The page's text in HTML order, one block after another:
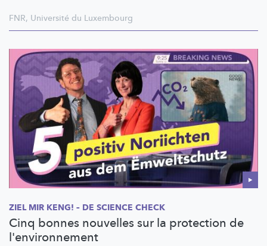
FNR, Université du Luxembourg
ZIEL MIR KENG! – DE SCIENCE CHECK
Cinq bonnes nouvelles sur la protection de
l'environnement